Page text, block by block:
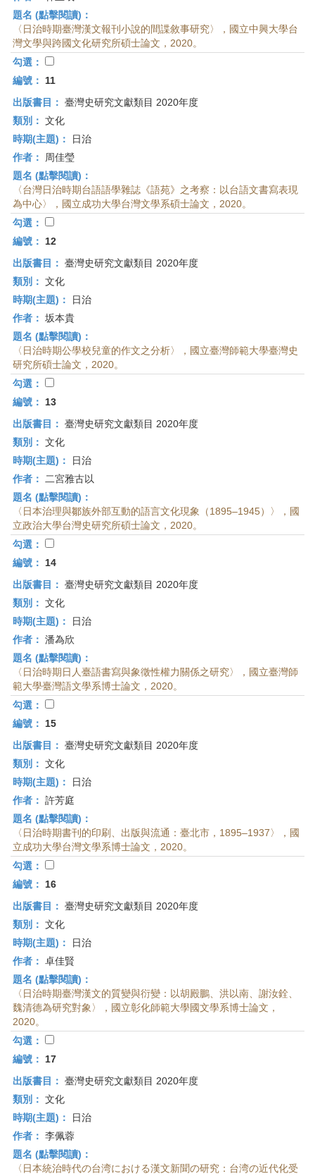
題名 (點擊閱讀)：
〈日治時期臺灣漢文報刊小說的間諜敘事研究〉，國立中興大學台
灣文學與跨國文化研究所碩士論文，2020。
勾選：
編號：
11
出版書目： 臺灣史研究文獻類目 2020年度
類別： 文化
時期(主題)：
日治
作者：
周佳瑩
題名 (點擊閱讀)：
〈台灣日治時期台語語學雜誌《語苑》之考察：以台語文書寫表現
為中心〉，國立成功大學台灣文學系碩士論文，2020。
勾選：
編號：
12
出版書目： 臺灣史研究文獻類目 2020年度
類別： 文化
時期(主題)：
日治
作者： 坂本貴
題名 (點擊閱讀)：
〈日治時期公學校兒童的作文之分析〉，國立臺灣師範大學臺灣史
研究所碩士論文，2020。
勾選：
編號：
13
出版書目： 臺灣史研究文獻類目 2020年度
類別： 文化
時期(主題)：
日治
作者：
二宮雅古以
題名 (點擊閱讀)：
〈日本治理與鄒族外部互動的語言文化現象（1895–1945）〉，國
立政治大學台灣史研究所碩士論文，2020。
勾選：
編號：
14
出版書目： 臺灣史研究文獻類目 2020年度
類別： 文化
時期(主題)：
日治
作者： 潘為欣
題名 (點擊閱讀)：
〈日治時期日人臺語書寫與象徵性權力關係之研究〉，國立臺灣師
範大學臺灣語文學系博士論文，2020。
勾選：
編號：
15
出版書目： 臺灣史研究文獻類目 2020年度
類別： 文化
時期(主題)：
日治
作者： 許芳庭
題名 (點擊閱讀)：
〈日治時期書刊的印刷、出版與流通：臺北市，1895–1937〉，國
立成功大學台灣文學系博士論文，2020。
勾選：
編號：
16
出版書目： 臺灣史研究文獻類目 2020年度
類別： 文化
時期(主題)：
日治
作者： 卓佳賢
題名 (點擊閱讀)：
〈日治時期臺灣漢文的質變與衍變：以胡殿鵬、洪以南、謝汝銓、
魏清德為研究對象〉，國立彰化師範大學國文學系博士論文，
2020。
勾選：
編號：
17
出版書目： 臺灣史研究文獻類目 2020年度
類別： 文化
時期(主題)：
日治
作者： 李佩蓉
題名 (點擊閱讀)：
〈日本統治時代の台湾における漢文新聞の研究：台湾の近代化受